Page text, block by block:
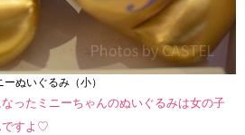
ーぬいぐるみ（小）
ったミニーちゃんのぬいぐるみは女の子
ですよ♡